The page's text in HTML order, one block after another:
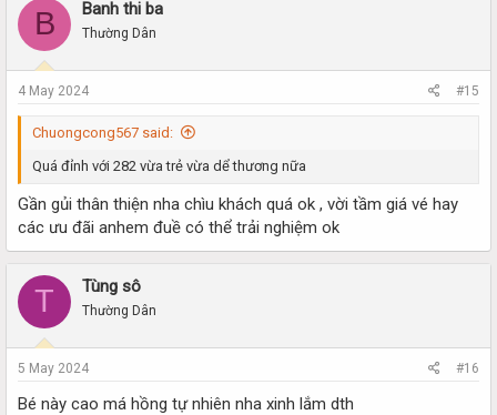
B Banh thi ba
Thường Dân
4 May 2024 #15
Chuongcong567 said:
Quá đỉnh với 282 vừa trẻ vừa dể thương nữa
Gần gủi thân thiện nha chìu khách quá ok , vời tầm giá vé hay
các ưu đãi anhem đuề có thể trải nghiệm ok
T Tùng sô
Thường Dân
5 May 2024 #16
Bé này cao má hồng tự nhiên nha xinh lắm dth